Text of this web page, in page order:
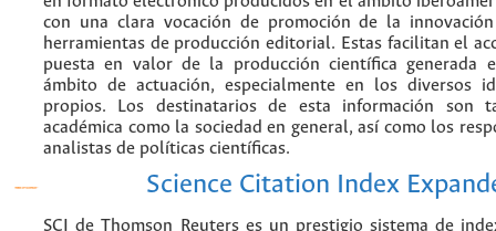
con una clara vocación de promoción de la
herramientas de producción editorial. Estas facilitan el
puesta en valor de la producción científica generada
ámbito de actuación, especialmente en los diversos
propios. Los destinatarios de esta información son
académica como la sociedad en general, así como los
analistas de políticas científicas.
Science Citation Index
SCI de Thomson Reuters es un prestigio sistema de